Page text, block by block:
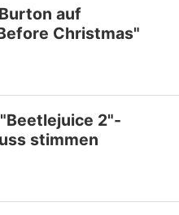
auf
Christmas"
2"-
stimmen